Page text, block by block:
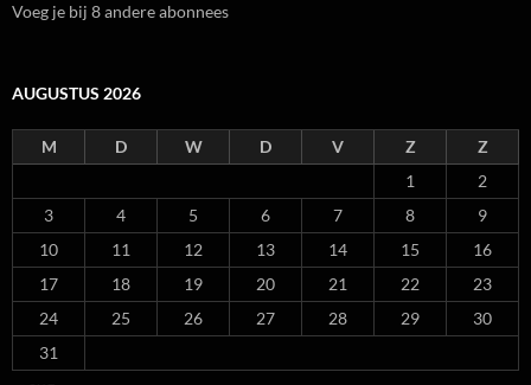
Voeg je bij 8 andere abonnees
AUGUSTUS 2026
M D W D V Z
Z
1
2
3
4 5 6 7 8
9
10
11 12 13 14 15
16
17
18 19 20 21 22
23
24
25 26 27 28 29
30
31